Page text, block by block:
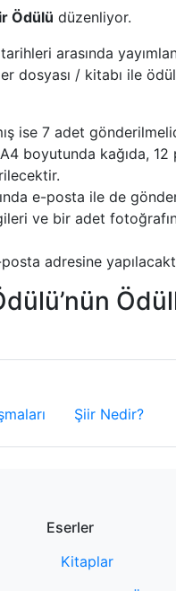
Ödülü düzenliyor.
arasında
dosyası / kitabı ile
ise 7 adet
boyutunda kağıda,
e-posta ile de
ve bir adet
adresine
Şiir Nedir?
Eserler
Kitaplar